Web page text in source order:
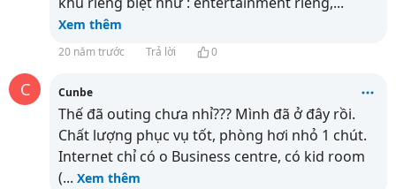
Xem thêm
20 năm trước Trả lời 0
C Cunbe
Thế đã outing chưa nhỉ??? Mình đã ở đây rồi.
Chất lượng phục vụ tốt, phòng hơi nhỏ 1 chút.
Internet chỉ có o Business centre, có kid room
(... Xem thêm